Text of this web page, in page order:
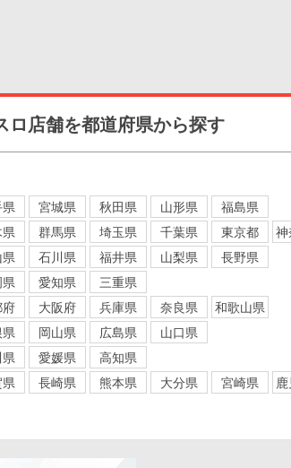
ロ店舗を都道府県から探す
宮城県 秋田県 山形県
福島県
群馬県 埼玉県 千葉県 東京都
神
石川県 福井県 山梨県
長野県
愛知県
三重県
府 大阪府 兵庫県 奈良県
和歌山県
岡山県 広島県
山口県
愛媛県
高知県
長崎県 熊本県 大分県 宮崎県